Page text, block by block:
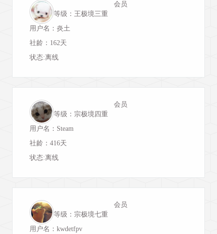
会员
等级：王极境三重
用户名：炎土
社龄：162天
状态:离线
会员
等级：宗极境四重
用户名：Steam
社龄：416天
状态:离线
会员
等级：宗极境七重
用户名：kwdetfpv